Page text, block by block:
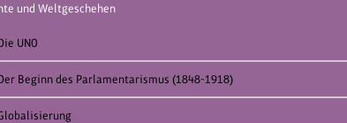
und Weltgeschehen
UNO
Beginn des Parlamentarismus (1848-1918)